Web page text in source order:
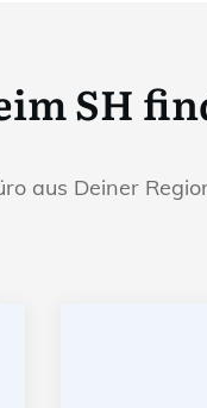
SH
aus Deiner